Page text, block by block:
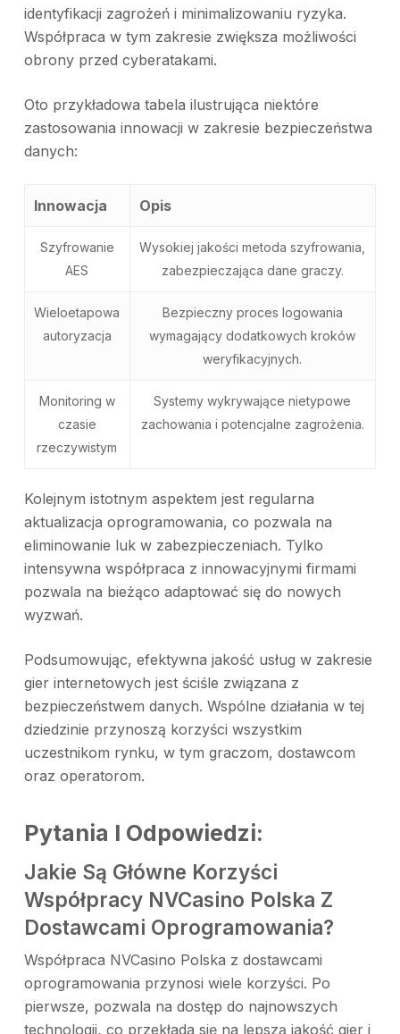
identyfikacji zagrożeń i minimalizowaniu ryzyka.
Współpraca w tym zakresie zwiększa możliwości
obrony przed cyberatakami.
Oto przykładowa tabela ilustrująca niektóre
zastosowania innowacji w zakresie bezpieczeństwa
danych:
Innowacja Opis
Szyfrowanie
AES
Wysokiej jakości metoda szyfrowania,
zabezpieczająca dane graczy.
Wieloetapowa
autoryzacja
Bezpieczny proces logowania
wymagający dodatkowych kroków
weryfikacyjnych.
Monitoring w
czasie
rzeczywistym
Systemy wykrywające nietypowe
zachowania i potencjalne zagrożenia.
Kolejnym istotnym aspektem jest regularna
aktualizacja oprogramowania, co pozwala na
eliminowanie luk w zabezpieczeniach. Tylko
intensywna współpraca z innowacyjnymi firmami
pozwala na bieżąco adaptować się do nowych
wyzwań.
Podsumowując, efektywna jakość usług w zakresie
gier internetowych jest ściśle związana z
bezpieczeństwem danych. Wspólne działania w tej
dziedzinie przynoszą korzyści wszystkim
uczestnikom rynku, w tym graczom, dostawcom
oraz operatorom.
Pytania I Odpowiedzi:
Jakie Są Główne Korzyści
Współpracy NVCasino Polska Z
Dostawcami Oprogramowania?
Współpraca NVCasino Polska z dostawcami
oprogramowania przynosi wiele korzyści. Po
pierwsze, pozwala na dostęp do najnowszych
technologii, co przekłada się na lepszą jakość gier i